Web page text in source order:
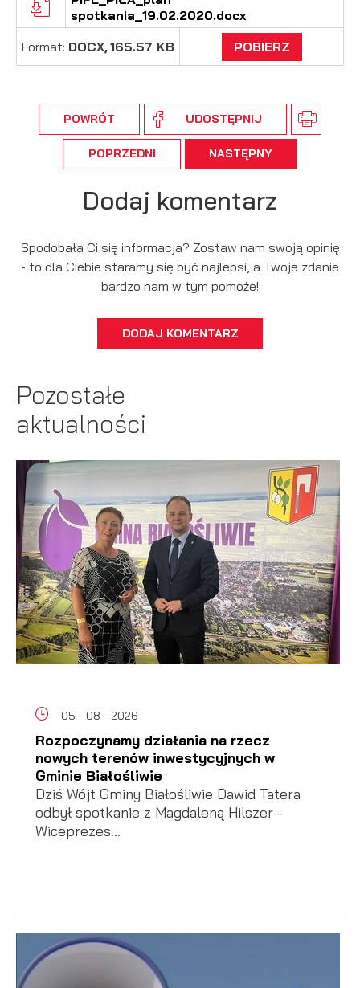
spotkania_19.02.2020.docx
Format: DOCX,165.57 KB POBIERZ
POWRÓT UDOSTĘPNIJ
POPRZEDNI NASTĘPNY
Dodaj komentarz
Spodobała Ci się informacja? Zostaw nam swoją opinię
- to dla Ciebie staramy się być najlepsi, a Twoje zdanie
bardzo nam w tym pomoże!
DODAJ KOMENTARZ
Pozostałe
aktualności
05 - 08 - 2026
Rozpoczynamy działania na rzecz
nowych terenów inwestycyjnych w
Gminie Białośliwie
Dziś Wójt Gminy Białośliwie Dawid Tatera
odbył spotkanie z Magdaleną Hilszer -
Wiceprezes...